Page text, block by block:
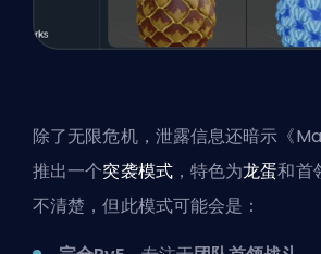
除了无限危机，泄露信息还暗示《
推出一个突袭模式，特色为龙蛋和首
不清楚，但此模式可能会是：